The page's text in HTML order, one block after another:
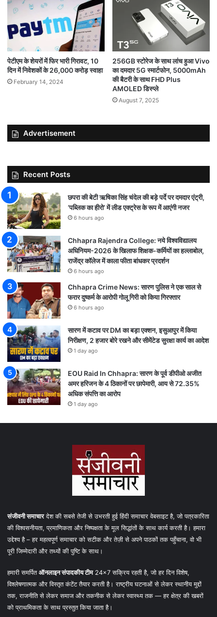
पेटीएम के शेयरों में फिर भारी गिरावट, 10
दिन में निवेशकों के 26,000 करोड़ स्वाहा
February 14, 2024
256GB स्टोरेज के साथ लांच हुआ Vivo
का दमदार 5G स्मार्टफोन, 5000mAh
की बैटरी के साथ FHD Plus
AMOLED डिस्प्ले
August 7, 2025
Advertisement
Recent Posts
छपरा की बेटी ऋषिका सिंह चंदेल की बड़े पर्दे पर दमदार एंट्री,
‘पब्लिक का हीरो’ में लीड एक्ट्रेस के रूप में आएंगी नजर
6 hours ago
Chhapra Rajendra College: नये विश्वविद्यालय
अधिनियम-2026 के खिलाफ शिक्षक-कर्मियों का हल्लाबोल,
राजेंद्र कॉलेज में काला फीता बांधकर प्रदर्शन
6 hours ago
Chhapra Crime News: सारण पुलिस ने एक साल से
फरार दुष्कर्म के आरोपी गोलू गिरी को किया गिरफ्तार
6 hours ago
सारण में कटाव पर DM का बड़ा एक्शन, इसुआपुर में किया
निरीक्षण, 2 हजार बोरे रखने और सीमेंटेड सुरक्षा कार्य का आदेश
1 day ago
EOU Raid In Chhapra: सारण के पूर्व डीपीओ अजीत
अमर हरिजन के 4 ठिकानों पर छापेमारी, आय से 72.35%
अधिक संपत्ति का आरोप
1 day ago
संजीवनी समाचारदेश की सबसे तेजी से उभरती हुई हिंदी समाचार वेबसाइट है, जो पत्रकारिता
की विश्वसनीयता, प्रमाणिकता और निष्पक्षता के मूल सिद्धांतों के साथ कार्य करती है। हमारा
उद्देश्य है – हर महत्वपूर्ण समाचार को सटीक और तेज़ी से अपने पाठकों तक पहुँचाना, वो भी
पूरी जिम्मेदारी और तथ्यों की पुष्टि के साथ।
हमारी समर्पितऑनलाइन संपादकीय टीम24×7 सक्रिय रहती है, जो हर दिन विशेष,
विश्लेषणात्मक और विस्तृत कंटेंट तैयार करती है। राष्ट्रीय घटनाओं से लेकर स्थानीय मुद्दों
तक, राजनीति से लेकर समाज और तकनीक से लेकर स्वास्थ्य तक — हर क्षेत्र की खबरों
को प्राथमिकता के साथ प्रस्तुत किया जाता है।